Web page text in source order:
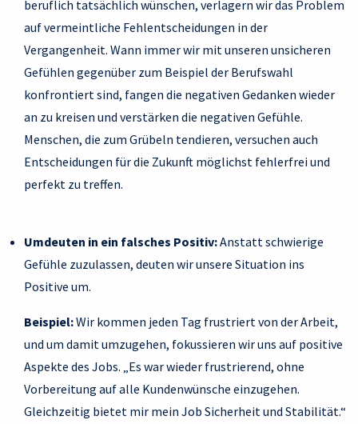
beruflich tatsächlich wünschen, verlagern wir das Problem
auf vermeintliche Fehlentscheidungen in der
Vergangenheit. Wann immer wir mit unseren unsicheren
Gefühlen gegenüber zum Beispiel der Berufswahl
konfrontiert sind, fangen die negativen Gedanken wieder
an zu kreisen und verstärken die negativen Gefühle.
Menschen, die zum Grübeln tendieren, versuchen auch
Entscheidungen für die Zukunft möglichst fehlerfrei und
perfekt zu treffen.
Umdeuten in ein falsches Positiv:Anstatt schwierige
Gefühle zuzulassen, deuten wir unsere Situation ins
Positive um.
Beispiel:Wir kommen jeden Tag frustriert von der Arbeit,
und um damit umzugehen, fokussieren wir uns auf positive
Aspekte des Jobs. „Es war wieder frustrierend, ohne
Vorbereitung auf alle Kundenwünsche einzugehen.
Gleichzeitig bietet mir mein Job Sicherheit und Stabilität.“